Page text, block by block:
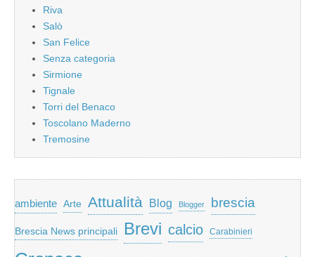
Riva
Salò
San Felice
Senza categoria
Sirmione
Tignale
Torri del Benaco
Toscolano Maderno
Tremosine
ambiente Arte Attualità Blog Blogger brescia
Brescia News principali Brevi calcio Carabinieri